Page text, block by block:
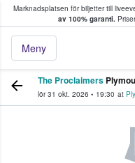
Marknadsplatsen för biljetter till
av 100% garanti.
Meny
köper och
The Proclaimers
lör 31 okt. 2026 • 19:30 at